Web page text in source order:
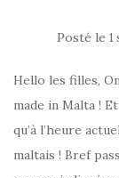
Posté le 1
Hello les filles,
made in Malta !
qu’à l’heure
maltais ! Bref